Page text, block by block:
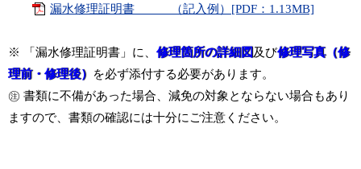
漏水修理証明書 （記入例）[PDF：1.13MB]
※ 「漏水修理証明書」に、 修理箇所の詳細図及び修理写真（修
理前・修理後）
を必ず添付する必要があります。
㊟ 書類に不備があった場合、減免の対象とならない場合もあり
ますので、書類の確認には十分にご注意ください。